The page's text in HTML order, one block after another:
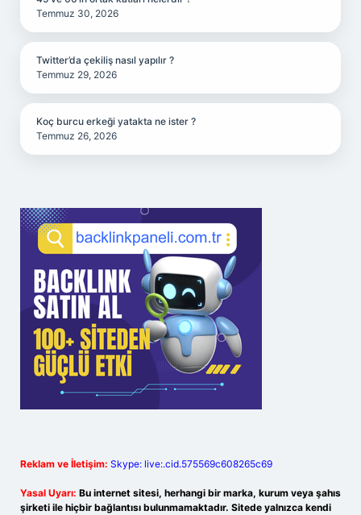
Temmuz 30, 2026
Twitter’da çekiliş nasıl yapılır ?
Temmuz 29, 2026
Koç burcu erkeği yatakta ne ister ?
Temmuz 26, 2026
Reklam ve İletişim: Skype: live:.cid.575569c608265c69
Yasal Uyarı: Bu internet sitesi, herhangi bir marka, kurum veya şahıs
şirketi ile hiçbir bağlantısı bulunmamaktadır. Sitede yalnızca kendi